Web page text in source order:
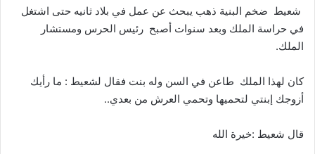
شعيط ضخم البنية ذهب يبحث عن عمل في بلاد ثانيه حتى اشتغل
في حراسة الملك وبعد سنوات أصبح رئيس الحرس ومستشار
الملك.
كان لهذا الملك طاعن في السن وله بنت فقال لشعيط : ما رأيك
أزوجك إبنتي لتحميها وتحمي العرش من بعدي..
قال شعيط :خيرة الله